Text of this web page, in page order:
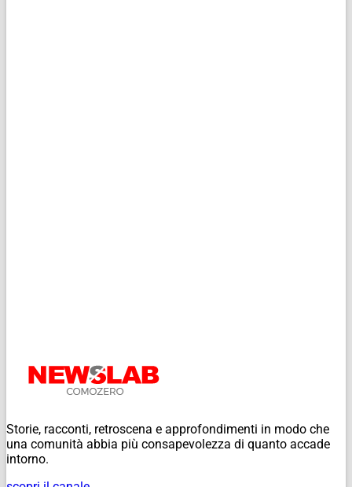
Storie, racconti, retroscena e approfondimenti in modo che
una comunità abbia più consapevolezza di quanto accade
intorno.